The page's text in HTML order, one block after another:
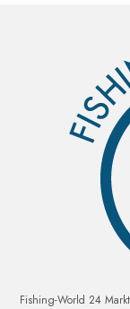
Fishing-World 24